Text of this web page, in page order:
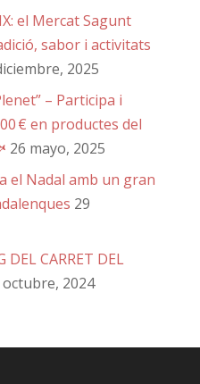
el Mercat Sagunt
sabor i activitats
2025
– Participa i
€ en productes del
26 mayo, 2025
el Nadal amb un gran
29
DEL CARRET DEL
octubre, 2024